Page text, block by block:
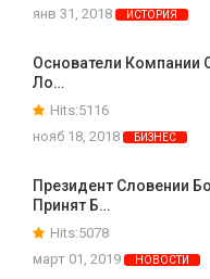
янв 31, 2018
ИСТОРИЯ
Основатели Компании
Ло…
Hits:5116
нояб 18, 2018
БИЗНЕС
Президент Словении
Принят Б…
Hits:5078
март 01, 2019
НОВОСТИ